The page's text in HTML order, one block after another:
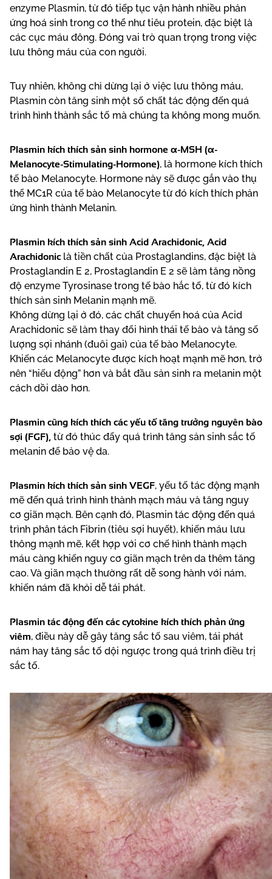
enzyme Plasmin, từ đó tiếp tục vận hành nhiều phản
ứng hoá sinh trong cơ thể như tiêu protein, đặc biệt là
các cục máu đông. Đóng vai trò quan trọng trong việc
lưu thông máu của con người.
Tuy nhiên, không chỉ dừng lại ở việc lưu thông máu,
Plasmin còn tăng sinh một số chất tác động đến quá
trình hình thành sắc tố mà chúng ta không mong muốn.
Plasmin kích thích sản sinh hormone α-MSH (α-
Melanocyte-Stimulating-Hormone), là hormone kích thích
tế bào Melanocyte. Hormone này sẽ được gắn vào thụ
thể MC1R của tế bào Melanocyte từ đó kích thích phản
ứng hình thành Melanin.
Plasmin kích thích sản sinh Acid Arachidonic, Acid
Arachidonic là tiền chất của Prostaglandins, đặc biệt là
Prostaglandin E 2, Prostaglandin E 2 sẽ làm tăng nồng
độ enzyme Tyrosinase trong tế bào hắc tố, từ đó kích
thích sản sinh Melanin mạnh mẽ.
Không dừng lại ở đó, các chất chuyển hoá của Acid
Arachidonic sẽ làm thay đổi hình thái tế bào và tăng số
lượng sợi nhánh (đuôi gai) của tế bào Melanocyte.
Khiến các Melanocyte được kích hoạt mạnh mẽ hơn, trở
nên “hiếu động” hơn và bắt đầu sản sinh ra melanin một
cách dồi dào hơn.
Plasmin cũng kích thích các yếu tố tăng trưởng nguyên bào
sợi (FGF), từ đó thúc đẩy quá trình tăng sản sinh sắc tố
melanin để bảo vệ da.
Plasmin kích thích sản sinh VEGF, yếu tố tác động mạnh
mẽ đến quá trình hình thành mạch máu và tăng nguy
cơ giãn mạch. Bên cạnh đó, Plasmin tác động đến quá
trình phân tách Fibrin (tiêu sợi huyết), khiến máu lưu
thông mạnh mẽ, kết hợp với cơ chế hình thành mạch
máu càng khiến nguy cơ giãn mạch trên da thêm tăng
cao. Và giãn mạch thường rất dễ song hành với nám,
khiến nám đã khỏi dễ tái phát.
Plasmin tác động đến các cytokine kích thích phản ứng
viêm, điều này dễ gây tăng sắc tố sau viêm, tái phát
nám hay tăng sắc tố dội ngược trong quá trình điều trị
sắc tố.